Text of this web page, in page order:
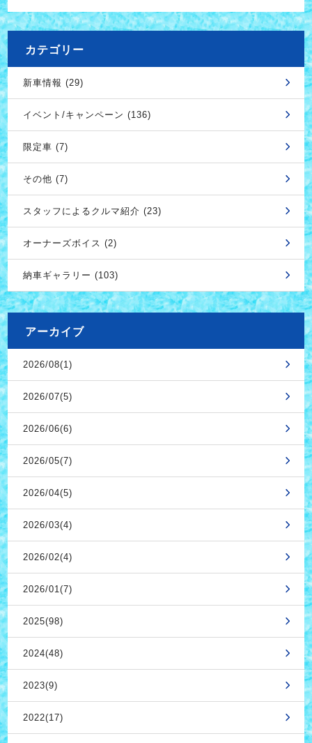
カテゴリー
新車情報 (29)
イベント/キャンペーン (136)
限定車 (7)
その他 (7)
スタッフによるクルマ紹介 (23)
オーナーズボイス (2)
納車ギャラリー (103)
アーカイブ
2026/08(1)
2026/07(5)
2026/06(6)
2026/05(7)
2026/04(5)
2026/03(4)
2026/02(4)
2026/01(7)
2025(98)
2024(48)
2023(9)
2022(17)